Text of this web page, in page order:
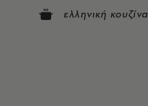
ελληνική κουζίνα